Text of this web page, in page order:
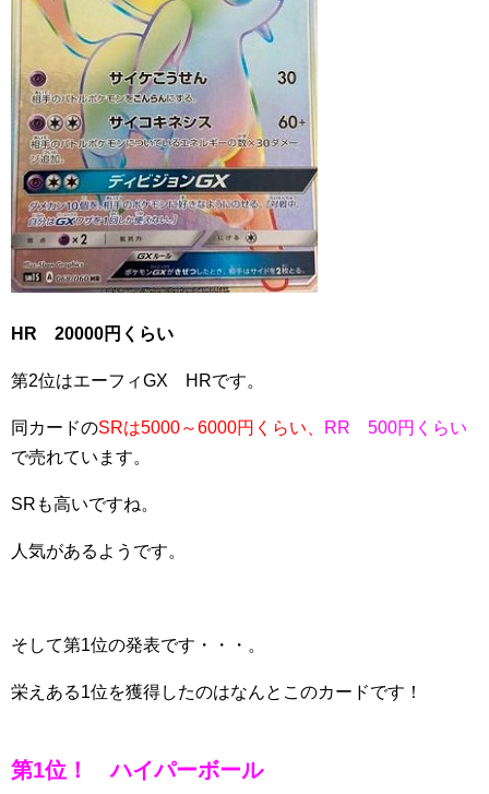
HR 20000円くらい
第2位はエーフィGX HRです。
同カードのSRは5000～6000円くらい、
RR 500円くらい
で売れています。
SRも高いですね。
人気があるようです。
そして第1位の発表です・・・。
栄えある1位を獲得したのはなんとこのカードです！
第1位！ ハイパーボール